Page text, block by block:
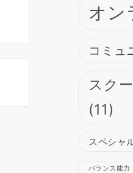
オン
コミュ
スク
(11)
スペシャ
バランス能力